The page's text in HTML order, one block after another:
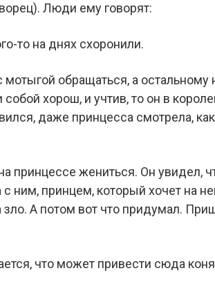
Люди ему говорят:
то на днях схоронили.
мотыгой обращаться, а
хорош, и учтив, то он в
даже принцесса смотрела,
принцессе жениться. Он увидел,
ним, принцем, который хочет на
А потом вот что придумал.
что может привести сюда